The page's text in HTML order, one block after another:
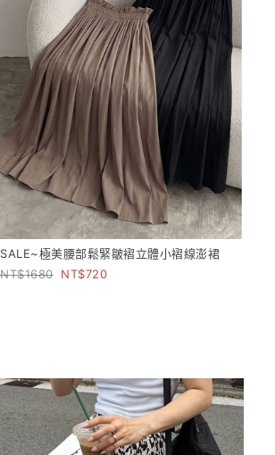
SALE~極美腰部鬆緊皺褶立體小褶線澎裙
1680
720